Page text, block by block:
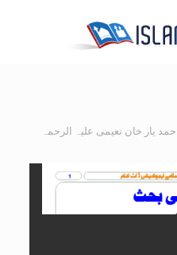
یار خان نعیمی علیہ الرحمہ